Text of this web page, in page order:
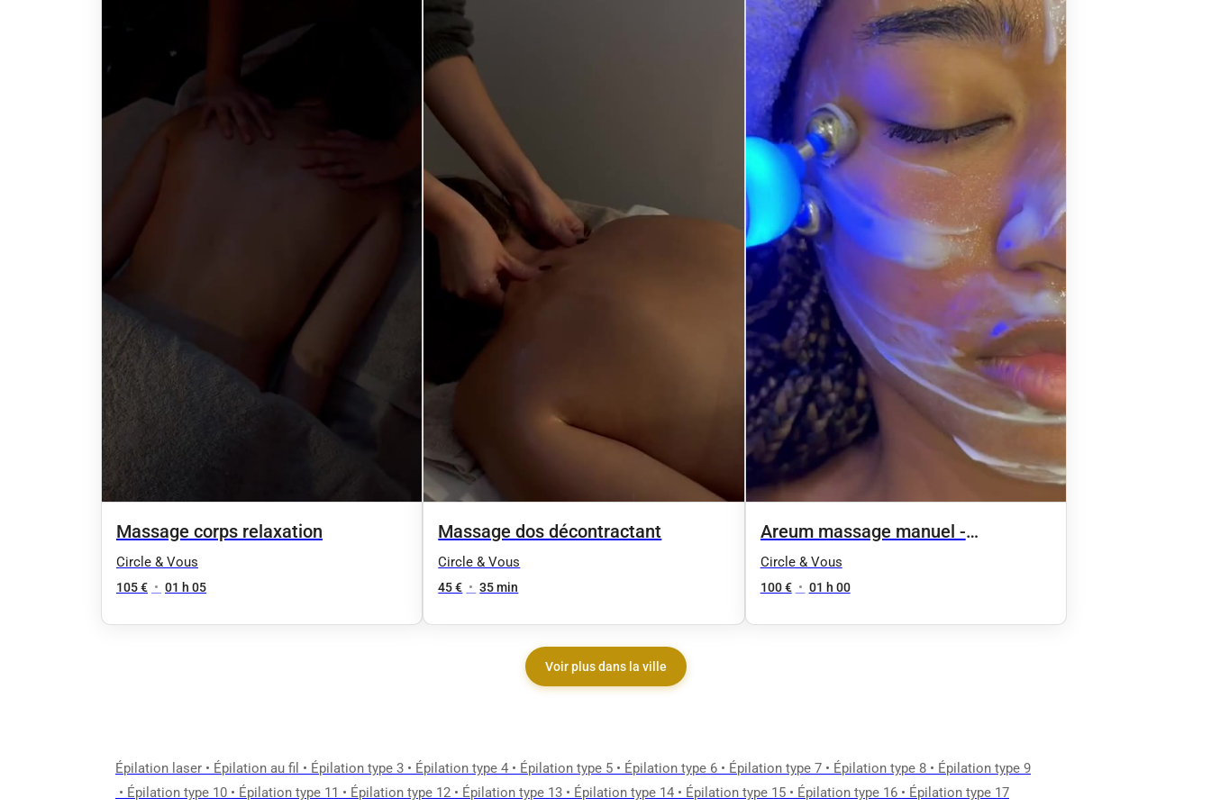
Massage corps relaxation
Circle & Vous
105 € • 01 h 05
Massage dos décontractant
Circle & Vous
45 € • 35 min
Areum massage manuel -
stimulation du visage - Relaxation
profonde
Circle & Vous
100 € • 01 h 00
Voir plus dans la ville
Épilation laser • Épilation au fil • Épilation type 3 • Épilation type 4 • Épilation type 5 • Épilation type 6 • Épilation type 7 • Épilation type 8 • Épilation type 9
• Épilation type 10 • Épilation type 11 • Épilation type 12 • Épilation type 13 • Épilation type 14 • Épilation type 15 • Épilation type 16 • Épilation type 17